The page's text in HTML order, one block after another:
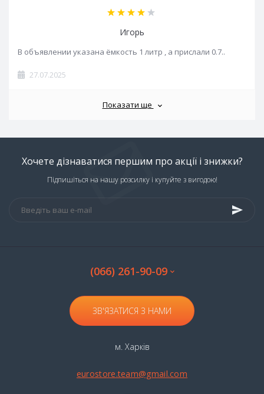
Игорь
В объявлении указана ёмкость 1 литр , а прислали 0.7..
27.07.2025
Показати ще
Хочете дізнаватися першим про акції і знижки?
Підпишіться на нашу розсилку і купуйте з вигодою!
(066) 261-90-09
ЗВ'ЯЗАТИСЯ З НАМИ
м. Харків
eurostore.team@gmail.com